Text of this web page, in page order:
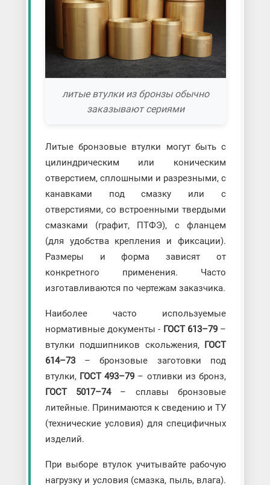
литые втулки из бронзы обычно
заказывают сериями
Литые бронзовые втулки могут быть с
цилиндрическим или коническим
отверстием, сплошными и разрезными, с
канавками под смазку или с
отверстиями, со встроенными твердыми
смазками (графит, ПТФЭ), с фланцем
(для удобства крепления и фиксации).
Размеры и форма зависят от
конкретного применения. Часто
изготавливаются по чертежам заказчика.
Наиболее часто используемые
нормативные документы - ГОСТ 613–79 –
втулки подшипников скольжения, ГОСТ
614–73– бронзовые заготовки под
втулки, ГОСТ 493–79 – отливки из бронз,
ГОСТ 5017–74– сплавы бронзовые
литейные. Принимаются к сведению и ТУ
(технические условия) для специфичных
изделий.
При выборе втулок учитывайте рабочую
нагрузку и условия (смазка, пыль, влага).